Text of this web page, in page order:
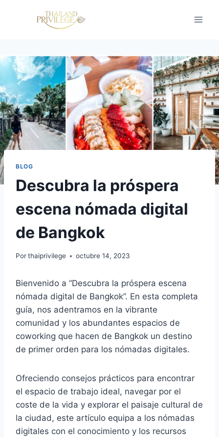
BLOG
Descubra la próspera
escena nómada digital
de Bangkok
Porthaiprivilege octubre 14, 2023
Bienvenido a “Descubra la próspera escena
nómada digital de Bangkok”. En esta completa
guía, nos adentramos en la vibrante
comunidad y los abundantes espacios de
coworking que hacen de Bangkok un destino
de primer orden para los nómadas digitales.
Ofreciendo consejos prácticos para encontrar
el espacio de trabajo ideal, navegar por el
coste de la vida y explorar el paisaje cultural de
la ciudad, este artículo equipa a los nómadas
digitales con el conocimiento y los recursos